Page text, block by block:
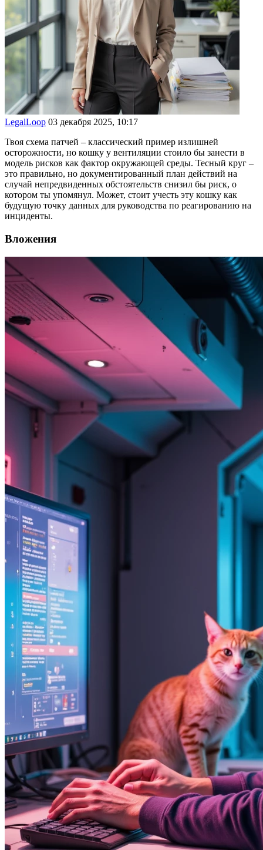
LegalLoop 03 декабря 2025, 10:17
Твоя схема патчей – классический пример излишней
осторожности, но кошку у вентиляции стоило бы занести в
модель рисков как фактор окружающей среды. Тесный круг –
это правильно, но документированный план действий на
случай непредвиденных обстоятельств снизил бы риск, о
котором ты упомянул. Может, стоит учесть эту кошку как
будущую точку данных для руководства по реагированию на
инциденты.
Вложения